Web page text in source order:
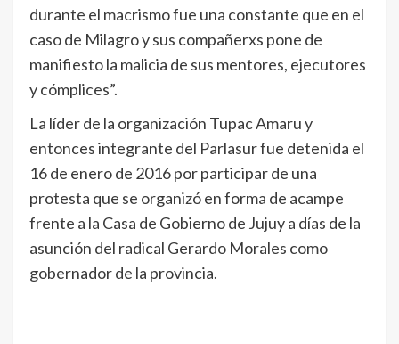
durante el macrismo fue una constante que en el
caso de Milagro y sus compañerxs pone de
manifiesto la malicia de sus mentores, ejecutores
y cómplices”.
La líder de la organización Tupac Amaru y
entonces integrante del Parlasur fue detenida el
16 de enero de 2016 por participar de una
protesta que se organizó en forma de acampe
frente a la Casa de Gobierno de Jujuy a días de la
asunción del radical Gerardo Morales como
gobernador de la provincia.